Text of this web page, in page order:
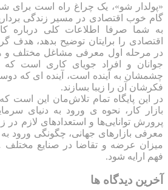
«پولدار شو»، یک چراغ راه است برای
گام خوب اقتصادی در مسیر زندگی
به شما صرفا اطلاعات کلی درباره
اقتصادی را برایتان توضیح بدهد، هدف
در مرحله اول معرفی مشاغل مختلف و
جوانان و افراد جویای کاری است که
چشمشان به آینده است، آینده ای که
فکرشان آن را زیبا بسازند.
در این پایگاه تمام تلاش‌مان این است
بازار کار، نحوه ی ورود به دنیای
پرورش توانایی‌ها و استعدادهای لازم در
معرفی بازارهای جهانی، چگونگی ورود
میزان عرضه و تقاضا در صنایع مختلف
فهم ارایه شود.
آخرین دیدگاه ها